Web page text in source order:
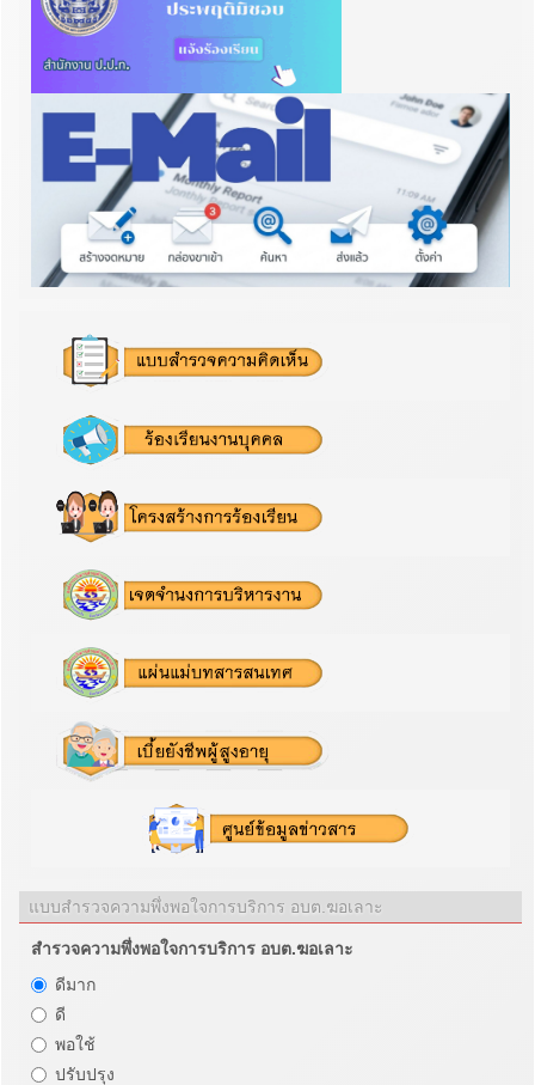
แบบสำรวจความพึ่งพอใจการบริการ อบต.ฆอเลาะ
สำรวจความพึ่งพอใจการบริการ อบต.ฆอเลาะ
ดีมาก
ดี
พอใช้
ปรับปรุง